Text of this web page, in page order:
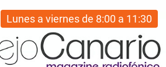
Lunes a viernes de 8:00 a 11:30